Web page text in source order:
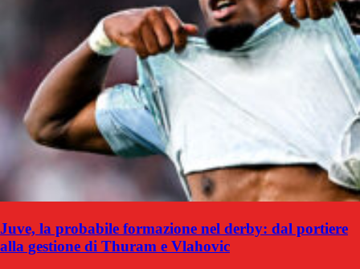
Juve, la probabile formazione nel derby: dal portiere
alla gestione di Thuram e Vlahovic